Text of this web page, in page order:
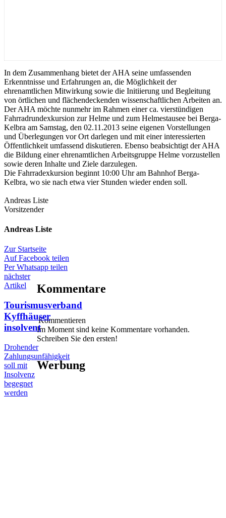
In dem Zusammenhang bietet der AHA seine umfassenden
Erkenntnisse und Erfahrungen an, die Möglichkeit der
ehrenamtlichen Mitwirkung sowie die Initiierung und Begleitung
von örtlichen und flächendeckenden wissenschaftlichen Arbeiten an.
Der AHA möchte nunmehr im Rahmen einer ca. vierstündigen
Fahrradrundexkursion zur Helme und zum Helmestausee bei Berga-
Kelbra am Samstag, den 02.11.2013 seine eigenen Vorstellungen
und Überlegungen vor Ort darlegen und mit einer interessierten
Öffentlichkeit umfassend diskutieren. Ebenso beabsichtigt der AHA
die Bildung einer ehrenamtlichen Arbeitsgruppe Helme vorzustellen
sowie deren Inhalte und Ziele darzulegen.
Die Fahrradexkursion beginnt 10:00 Uhr am Bahnhof Berga-
Kelbra, wo sie nach etwa vier Stunden wieder enden soll.
Andreas Liste
Vorsitzender
Andreas Liste
Zur Startseite
Auf Facebook teilen
Per Whatsapp teilen
nächster
Artikel
Tourismusverband
Kyffhäuser
insolvent
Drohender
Zahlungsunfähigkeit
soll mit
Insolvenz
begegnet
werden
Kommentare
Kommentieren
Im Moment sind keine Kommentare vorhanden.
Schreiben Sie den ersten!
Werbung